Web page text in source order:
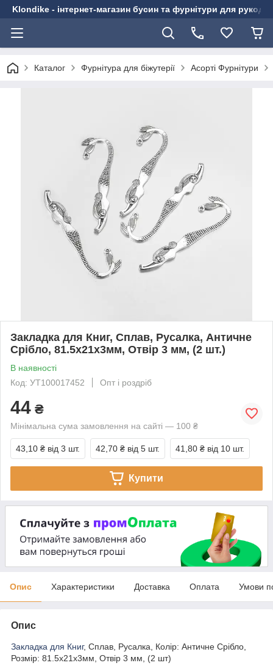
Klondike - інтернет-магазин бусин та фурнітури для
Каталог Фурнітура для біжутерії Асорті Фурнітури
Закладка для Книг, Сплав, Русалка, Античне
Срібло, 81.5x21x3мм, Отвір 3 мм, (2 шт.)
В наявності
Код: УТ100017452
Опт і роздріб
44 ₴
Мінімальна сума замовлення на сайті — 100 ₴
43,10 ₴ від 3 шт. 42,70 ₴ від 5 шт. 41,80 ₴ від 10 шт.
Купити
Опис Характеристики Доставка Оплата Умови
Опис
Закладка для Книг, Сплав, Русалка, Колір: Античне Срібло,
Розмір: 81.5x21x3мм, Отвір 3 мм, (2 шт)